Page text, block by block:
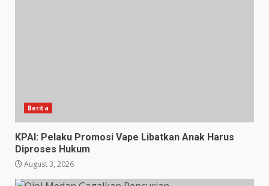
Berita
KPAI: Pelaku Promosi Vape Libatkan Anak Harus
Diproses Hukum
August 3, 2026